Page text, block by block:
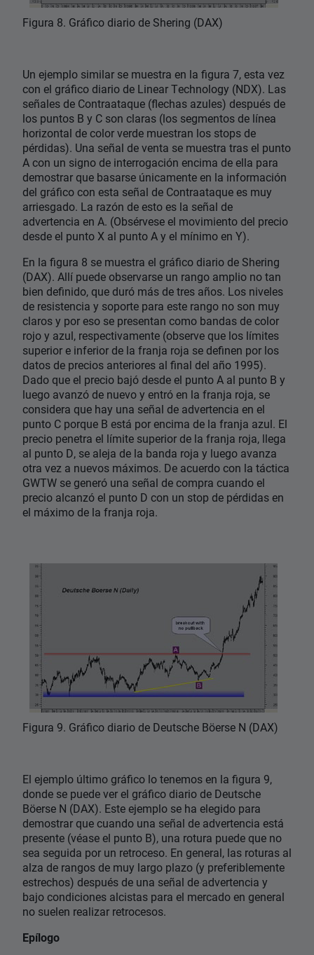
Figura 8. Gráfico diario de Shering (DAX)
Un ejemplo similar se muestra en la figura 7, esta vez
con el gráfico diario de Linear Technology (NDX). Las
señales de Contraataque (flechas azules) después de
los puntos B y C son claras (los segmentos de línea
horizontal de color verde muestran los stops de
pérdidas). Una señal de venta se muestra tras el punto
A con un signo de interrogación encima de ella para
demostrar que basarse únicamente en la información
del gráfico con esta señal de Contraataque es muy
arriesgado. La razón de esto es la señal de
advertencia en A. (Obsérvese el movimiento del precio
desde el punto X al punto A y el mínimo en Y).
En la figura 8 se muestra el gráfico diario de Shering
(DAX). Allí puede observarse un rango amplio no tan
bien definido, que duró más de tres años. Los niveles
de resistencia y soporte para este rango no son muy
claros y por eso se presentan como bandas de color
rojo y azul, respectivamente (observe que los límites
superior e inferior de la franja roja se definen por los
datos de precios anteriores al final del año 1995).
Dado que el precio bajó desde el punto A al punto B y
luego avanzó de nuevo y entró en la franja roja, se
considera que hay una señal de advertencia en el
punto C porque B está por encima de la franja azul. El
precio penetra el límite superior de la franja roja, llega
al punto D, se aleja de la banda roja y luego avanza
otra vez a nuevos máximos. De acuerdo con la táctica
GWTW se generó una señal de compra cuando el
precio alcanzó el punto D con un stop de pérdidas en
el máximo de la franja roja.
Figura 9. Gráfico diario de Deutsche Böerse N (DAX)
El ejemplo último gráfico lo tenemos en la figura 9,
donde se puede ver el gráfico diario de Deutsche
Böerse N (DAX). Este ejemplo se ha elegido para
demostrar que cuando una señal de advertencia está
presente (véase el punto B), una rotura puede que no
sea seguida por un retroceso. En general, las roturas al
alza de rangos de muy largo plazo (y preferiblemente
estrechos) después de una señal de advertencia y
bajo condiciones alcistas para el mercado en general
no suelen realizar retrocesos.
Epílogo